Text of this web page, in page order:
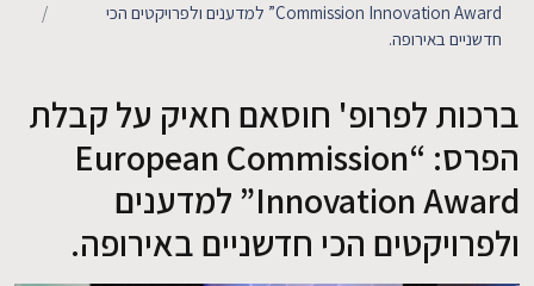
לימודים
חדשות ואירועים
קשרי תעשייה
צרו קשר
Commission Innovation Award” למדענים ולפרויקטים הכי
חדשניים באירופה.
ברכות לפרופ' חוסאם חאיק על קבלת
הפרס: “European Commission
Innovation Award” למדענים
ולפרויקטים הכי חדשניים באירופה.